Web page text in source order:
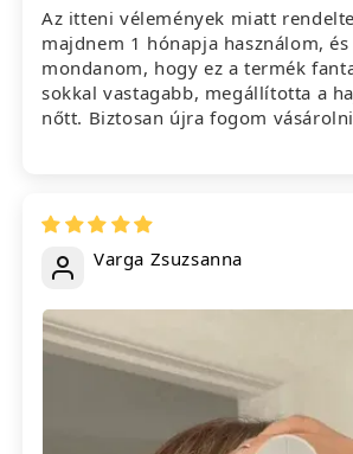
Az itteni vélemények miatt
majdnem 1 hónapja használom,
mondanom, hogy ez a termék
sokkal vastagabb, megállította a
nőtt. Biztosan újra fogom
Varga Zsuzsanna